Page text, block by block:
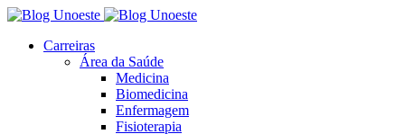
Carreiras
Área da Saúde
Medicina
Biomedicina
Enfermagem
Fisioterapia